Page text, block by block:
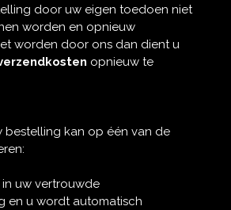
door uw eigen toedoen niet
worden en opnieuw
worden door ons dan dient u
opnieuw te
bestelling kan op één van de
uw vertrouwde
en u wordt automatisch